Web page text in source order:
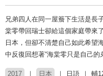
兄弟四人在同一屋簷下生活是長
棠零帶回瑞士卻給這個家庭帶來
日本，但卻不清楚自己如此希望
中反復回想著“海棠零只是自己的
2017 日本 日語 輔